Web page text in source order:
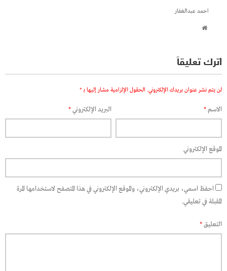
احمد عبدالغفار
اترك تعليقاً
لن يتم نشر عنوان بريدك الإلكتروني. الحقول الإلزامية مشار إليها بـ *
الاسم* البريد الإلكتروني*
الموقع الإلكتروني
احفظ اسمي، بريدي الإلكتروني، والموقع الإلكتروني في هذا المتصفح لاستخدامها المرة
المقبلة في تعليقي.
التعليق*